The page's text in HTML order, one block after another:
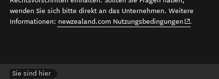
wenden Sie sich bitte direkt an das Unternehmen. Weitere
Informationen: newzealand.com Nutzungsbedingungen (opens in
.
Sie sind hier